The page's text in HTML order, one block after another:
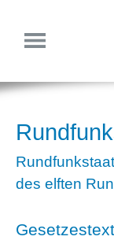
des elften
Gesetzestext